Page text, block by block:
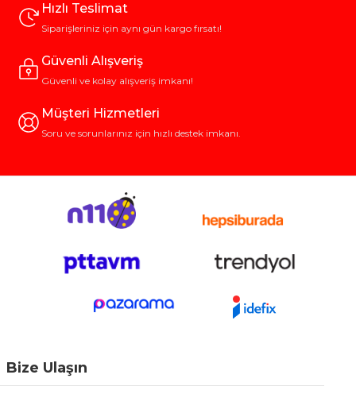
Hızlı Teslimat
Siparişleriniz için aynı gün kargo fırsatı!
Güvenli Alışveriş
Güvenli ve kolay alışveriş imkanı!
Müşteri Hizmetleri
Soru ve sorunlarınız için hızlı destek imkanı.
Bize Ulaşın